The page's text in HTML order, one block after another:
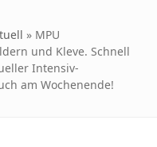
» MPU
und Kleve. Schnell
Intensiv-
am Wochenende!